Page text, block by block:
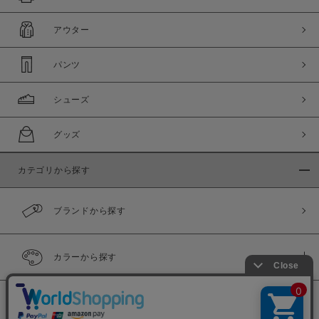
アウター
パンツ
シューズ
グッズ
カテゴリから探す
ブランドから探す
カラーから探す
履き比べ可能商品